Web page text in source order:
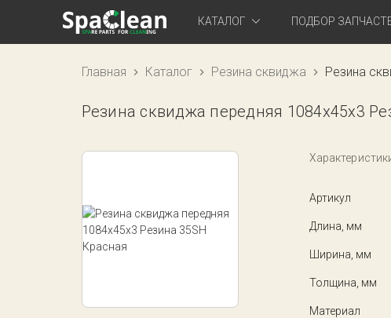
КАТАЛОГ ПОДБОР
Главная Каталог Резина сквиджа Резина
Резина сквиджа передняя 1084x45x3
Артикул
Длина, мм
Ширина, мм
Толщина, мм
Материал